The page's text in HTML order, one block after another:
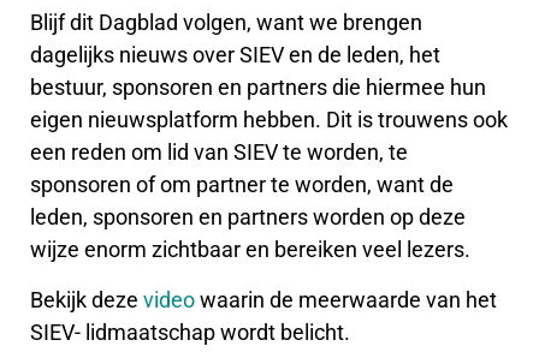
Blijf dit Dagblad volgen, want we brengen
dagelijks nieuws over SIEV en de leden, het
bestuur, sponsoren en partners die hiermee hun
eigen nieuwsplatform hebben. Dit is trouwens ook
een reden om lid van SIEV te worden, te
sponsoren of om partner te worden, want de
leden, sponsoren en partners worden op deze
wijze enorm zichtbaar en bereiken veel lezers.
Bekijk deze videowaarin de meerwaarde van het
SIEV- lidmaatschap wordt belicht.